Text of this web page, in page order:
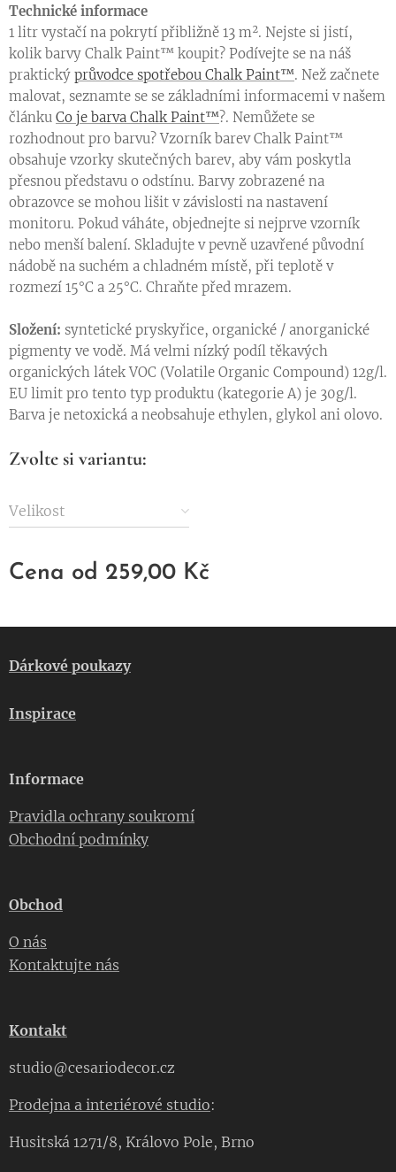
Technické informace
1 litr vystačí na pokrytí přibližně 13 m². Nejste si jistí,
kolik barvy Chalk Paint™ koupit? Podívejte se na náš
praktický průvodce spotřebou Chalk Paint™. Než začnete
malovat, seznamte se se základními informacemi v našem
článku Co je barva Chalk Paint™?. Nemůžete se
rozhodnout pro barvu? Vzorník barev Chalk Paint™
obsahuje vzorky skutečných barev, aby vám poskytla
přesnou představu o odstínu. Barvy zobrazené na
obrazovce se mohou lišit v závislosti na nastavení
monitoru. Pokud váháte, objednejte si nejprve vzorník
nebo menší balení. Skladujte v pevně uzavřené původní
nádobě na suchém a chladném místě, při teplotě v
rozmezí 15°C a 25°C. Chraňte před mrazem.
Složení: syntetické pryskyřice, organické / anorganické
pigmenty ve vodě. Má velmi nízký podíl těkavých
organických látek VOC (Volatile Organic Compound) 12g/l.
EU limit pro tento typ produktu (kategorie A) je 30g/l.
Barva je netoxická a neobsahuje ethylen, glykol ani olovo.
Zvolte si variantu:
Velikost
Cena od 259,00 Kč
Dárkové poukazy
Inspirace
Informace
Pravidla ochrany soukromí
Obchodní podmínky
Obchod
O nás
Kontaktujte nás
Kontakt
studio@cesariodecor.cz
Prodejna a interiérové studio:
Husitská 1271/8, Královo Pole, Brno